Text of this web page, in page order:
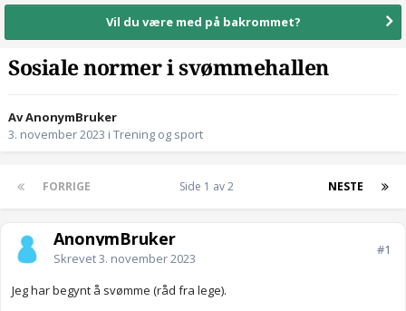
Vil du være med på bakrommet?
Sosiale normer i svømmehallen
Av AnonymBruker
3. november 2023 i Trening og sport
FORRIGE NESTE
Side 1 av 2
AnonymBruker
Skrevet3. november 2023
#1
Jeg har begynt å svømme (råd fra lege).